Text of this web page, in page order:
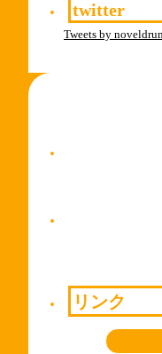
twitter
Tweets by
リンク